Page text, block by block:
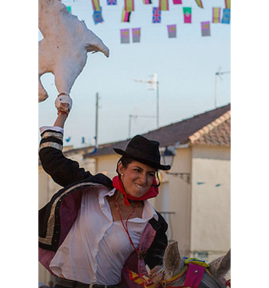
Castilla-La
Toledo
Albacete
Cuenca
Guadalajara
Talavera
Sanidad
Economía
Educación
Cultura
Deportes